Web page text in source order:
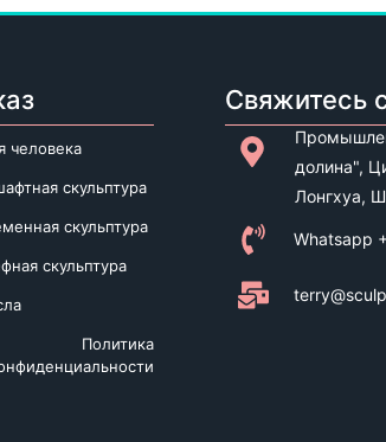
человека
скульптура
скульптура
скульптура
Политика
Свяжитесь
долина",
Лонгхуа,
Whatsapp